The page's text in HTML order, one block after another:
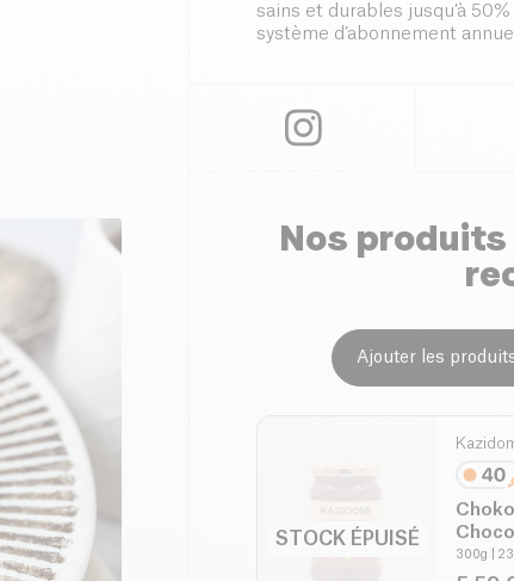
sains et durables jusqu’à
système d’abonnement annuel.
Nos
Ajouter les
STOCK ÉPUISÉ
300g |